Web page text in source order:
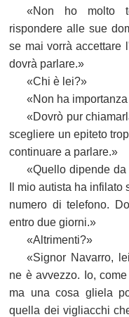
«Non ho molto
rispondere alle sue
se mai vorrà accettare
dovrà parlare.»
«Chi è lei?»
«Non ha
«Dovrò pur
scegliere un epiteto
continuare a parlare.»
«Quello dipende
Il mio autista ha
numero di telefono.
entro due giorni.»
«Altrimenti?»
«Signor Navarro,
ne è avvezzo. Io,
ma una cosa gliela
quella dei vigliacchi